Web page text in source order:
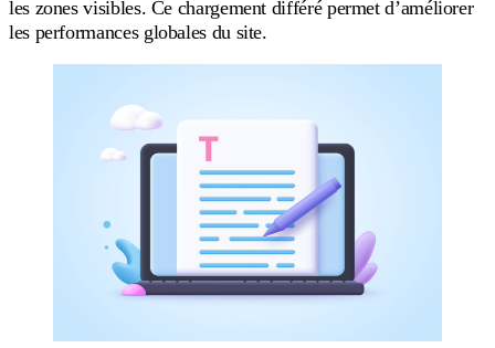
les zones visibles. Ce chargement différé permet d’améliorer
les performances globales du site.